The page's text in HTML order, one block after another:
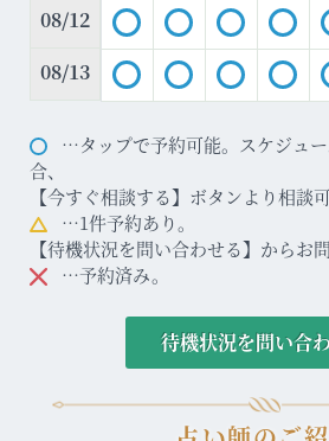
08/12
08/13
…タップで予約可能。スケジュ
合、
【今すぐ相談する】ボタンより相談可
…1件予約あり。
【待機状況を問い合わせる】からお
…予約済み。
待機状況を問い合